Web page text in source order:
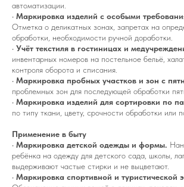
автоматизации.
• Маркировка изделий с особыми
Отметка о деликатных зонах, запретах на
обработки, необходимости ручной доработки.
• Учёт текстиля в гостиницах и
инвентарных номеров на постельное бельё,
контроля оборота и списания.
• Маркировка пробных участков и зон с
проблемных зон для последующей обработки
• Маркировка изделий для сортировки по
по типу ткани, цвету, срочности обработки или
Применение в быту
• Маркировка детской одежды и формы.
ребёнка на одежду для детского сада, школы,
выдерживают частые стирки и не выцветают.
• Маркировка спортивной и туристической